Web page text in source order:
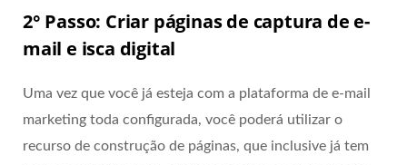
2° Passo: Criar páginas de captura de e-
mail e isca digital
Uma vez que você já esteja com a plataforma de e-mail
marketing toda configurada, você poderá utilizar o
recurso de construção de páginas, que inclusive já tem